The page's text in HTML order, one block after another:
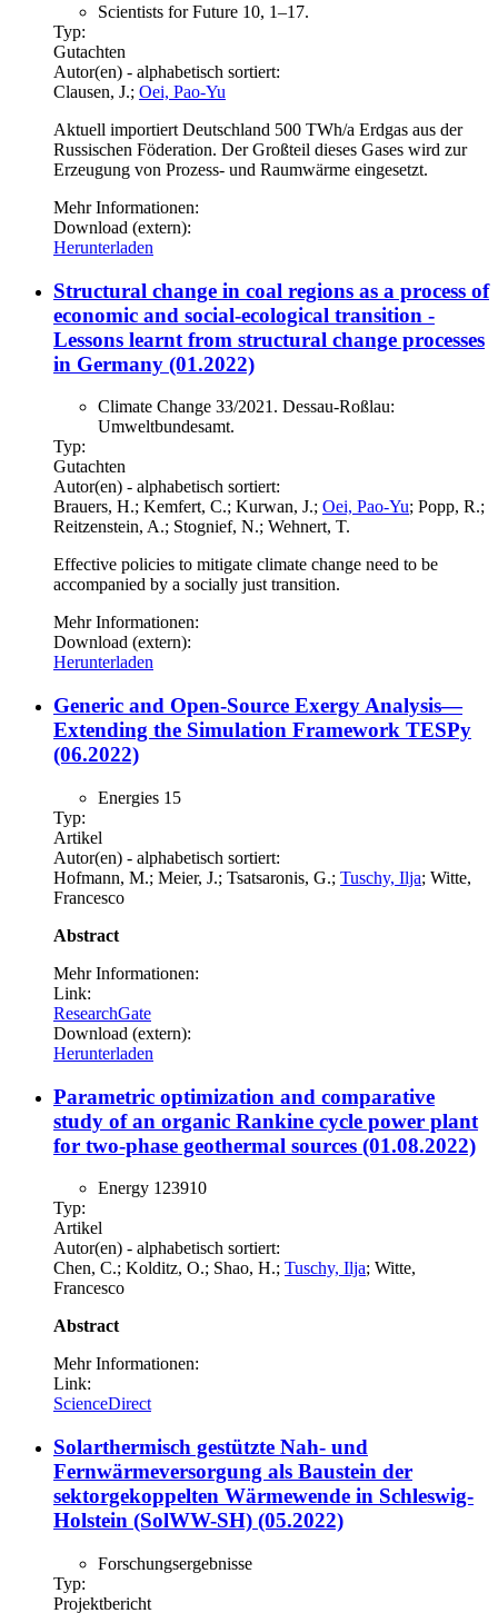
Scientists for Future 10, 1–17.
Typ:
Gutachten
Autor(en) - alphabetisch sortiert:
Clausen, J.; Oei, Pao-Yu
Aktuell importiert Deutschland 500 TWh/a Erdgas aus der
Russischen Föderation. Der Großteil dieses Gases wird zur
Erzeugung von Prozess- und Raumwärme eingesetzt.
Mehr Informationen:
Download (extern):
Herunterladen
Structural change in coal regions as a process of
economic and social-ecological transition -
Lessons learnt from structural change processes
in Germany (01.2022)
Climate Change 33/2021. Dessau-Roßlau:
Umweltbundesamt.
Typ:
Gutachten
Autor(en) - alphabetisch sortiert:
Brauers, H.; Kemfert, C.; Kurwan, J.; Oei, Pao-Yu; Popp, R.;
Reitzenstein, A.; Stognief, N.; Wehnert, T.
Effective policies to mitigate climate change need to be
accompanied by a socially just transition.
Mehr Informationen:
Download (extern):
Herunterladen
Generic and Open-Source Exergy Analysis—
Extending the Simulation Framework TESPy
(06.2022)
Energies 15
Typ:
Artikel
Autor(en) - alphabetisch sortiert:
Hofmann, M.; Meier, J.; Tsatsaronis, G.; Tuschy, Ilja; Witte,
Francesco
Abstract
Mehr Informationen:
Link:
ResearchGate
Download (extern):
Herunterladen
Parametric optimization and comparative
study of an organic Rankine cycle power plant
for two-phase geothermal sources (01.08.2022)
Energy 123910
Typ:
Artikel
Autor(en) - alphabetisch sortiert:
Chen, C.; Kolditz, O.; Shao, H.; Tuschy, Ilja; Witte,
Francesco
Abstract
Mehr Informationen:
Link:
ScienceDirect
Solarthermisch gestützte Nah- und
Fernwärmeversorgung als Baustein der
sektorgekoppelten Wärmewende in Schleswig-
Holstein (SolWW-SH) (05.2022)
Forschungsergebnisse
Typ:
Projektbericht